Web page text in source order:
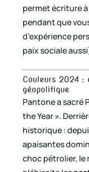
permet écriture
pendant que
d’expérience
paix sociale
Couleurs 2024 :
géopolitique
Pantone a sacré
the Year ».
historique :
apaisantes
choc pétrolier, le